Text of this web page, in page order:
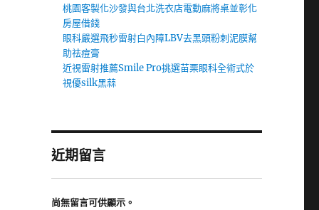
桃園客製化沙發與台北洗衣店電動麻將桌並彰化
房屋借錢
眼科嚴選飛秒雷射白內障LBV去黑頭粉刺泥膜幫
助祛痘膏
近視雷射推薦Smile Pro挑選苗栗眼科全術式於
視優silk黑蒜
近期留言
尚無留言可供顯示。